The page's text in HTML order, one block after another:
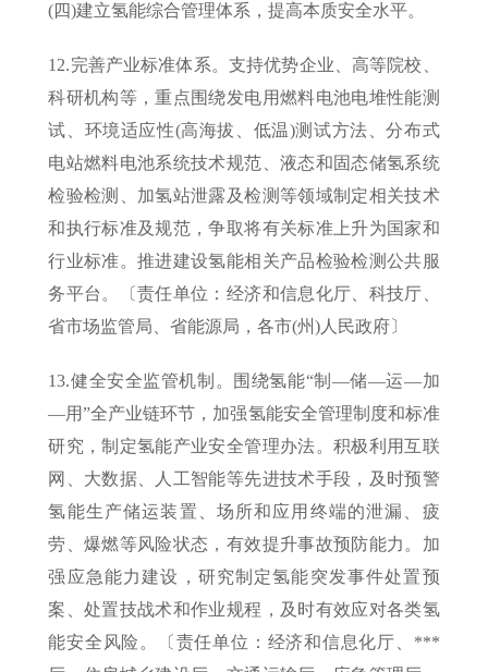
(四)建立氢能综合管理体系，提高本质安全水平。
12.完善产业标准体系。支持优势企业、高等院校、
科研机构等，重点围绕发电用燃料电池电堆性能测
试、环境适应性(高海拔、低温)测试方法、分布式
电站燃料电池系统技术规范、液态和固态储氢系统
检验检测、加氢站泄露及检测等领域制定相关技术
和执行标准及规范，争取将有关标准上升为国家和
行业标准。推进建设氢能相关产品检验检测公共服
务平台。〔责任单位：经济和信息化厅、科技厅、
省市场监管局、省能源局，各市(州)人民政府〕
13.健全安全监管机制。围绕氢能“制—储—运—加
—用”全产业链环节，加强氢能安全管理制度和标准
研究，制定氢能产业安全管理办法。积极利用互联
网、大数据、人工智能等先进技术手段，及时预警
氢能生产储运装置、场所和应用终端的泄漏、疲
劳、爆燃等风险状态，有效提升事故预防能力。加
强应急能力建设，研究制定氢能突发事件处置预
案、处置技战术和作业规程，及时有效应对各类氢
能安全风险。〔责任单位：经济和信息化厅、***